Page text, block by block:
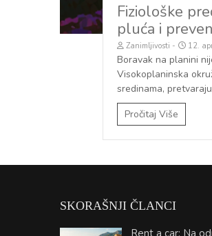
Fiziološke
pluća i
Zanimljivosti 12.
Boravak na planini
Visokoplaninska
sredinama,
Pročitaj Više
SKORAŠNJI ČLANCI
Rent a car: Na